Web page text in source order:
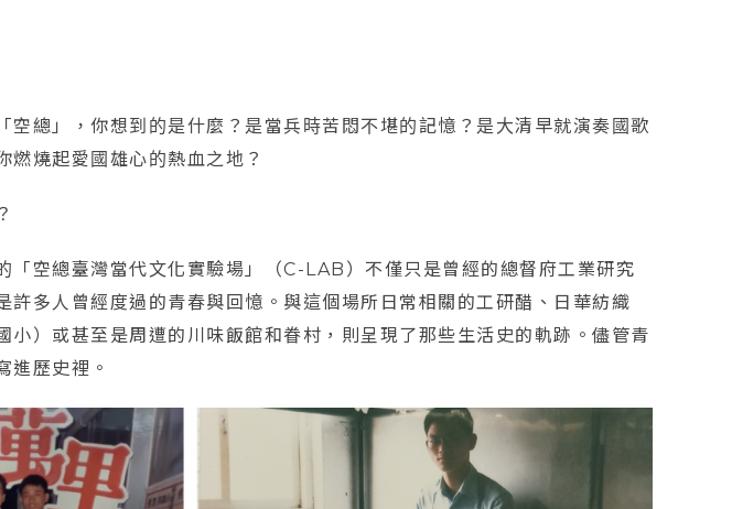
空總」，你想到的是什麼？是當兵時苦悶不堪的記憶？是大清早就演奏國歌
燃燒起愛國雄心的熱血之地？
「空總臺灣當代文化實驗場」（C-LAB）不僅只是曾經的總督府工業研究
許多人曾經度過的青春與回憶。與這個場所日常相關的工研醋、日華紡織
小）或甚至是周遭的川味飯館和眷村，則呈現了那些生活史的軌跡。儘管青
進歷史裡。